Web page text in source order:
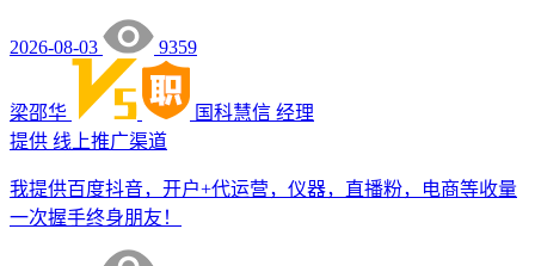
2026-08-03 9359
梁邵华 国科慧信 经理
提供 线上推广渠道
我提供百度抖音，开户+代运营，仪器，直播粉，电商等收量
一次握手终身朋友！